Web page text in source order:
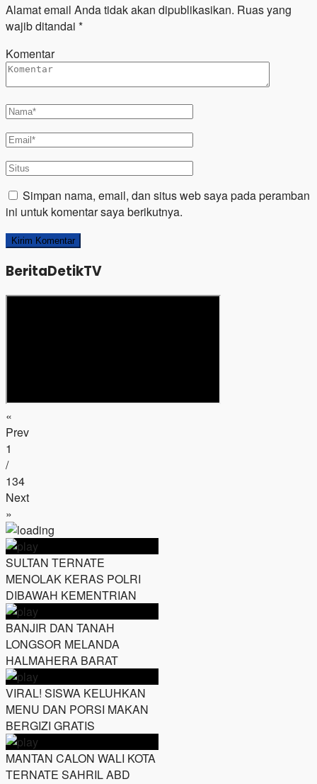
Alamat email Anda tidak akan dipublikasikan. Ruas yang
wajib ditandai *
Komentar
Simpan nama, email, dan situs web saya pada peramban
ini untuk komentar saya berikutnya.
BeritaDetikTV
«
Prev
1
/
134
Next
»
SULTAN TERNATE
MENOLAK KERAS POLRI
DIBAWAH KEMENTRIAN
BANJIR DAN TANAH
LONGSOR MELANDA
HALMAHERA BARAT
VIRAL! SISWA KELUHKAN
MENU DAN PORSI MAKAN
BERGIZI GRATIS
MANTAN CALON WALI KOTA
TERNATE SAHRIL ABD